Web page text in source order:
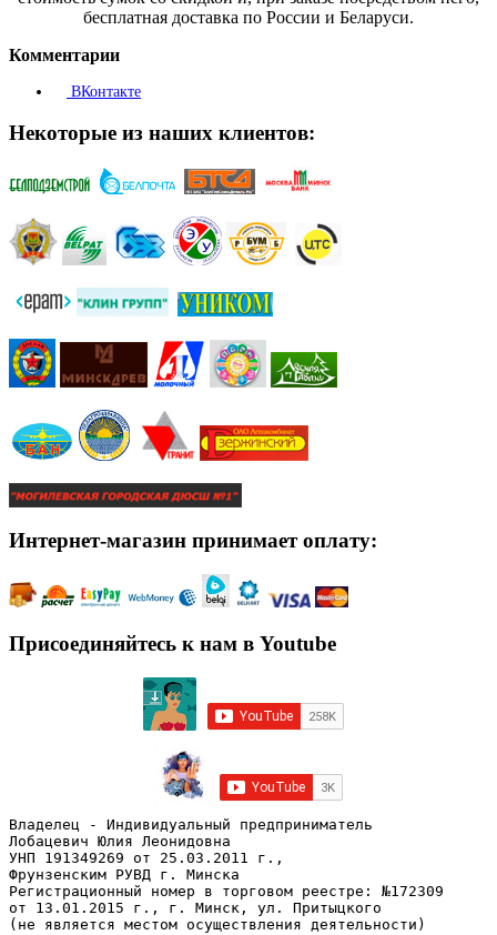
бесплатная доставка по России и Беларуси.
Комментарии
ВКонтакте
Некоторые из наших клиентов:
Интернет-магазин принимает оплату:
Присоединяйтесь к нам в Youtube
Владелец - Индивидуальный предприниматель
Лобацевич Юлия Леонидовна
УНП 191349269 от 25.03.2011 г.,
Фрунзенским РУВД г. Минска
Регистрационный номер в торговом реестре: №172309
от 13.01.2015 г., г. Минск, ул. Притыцкого
(не является местом осуществления деятельности)